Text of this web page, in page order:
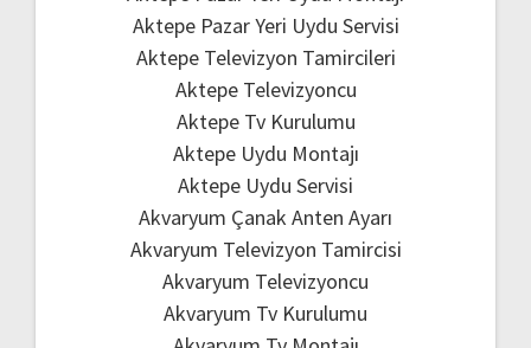
Aktepe Pazar Yeri Uydu Servisi
Aktepe Televizyon Tamircileri
Aktepe Televizyoncu
Aktepe Tv Kurulumu
Aktepe Uydu Montajı
Aktepe Uydu Servisi
Akvaryum Çanak Anten Ayarı
Akvaryum Televizyon Tamircisi
Akvaryum Televizyoncu
Akvaryum Tv Kurulumu